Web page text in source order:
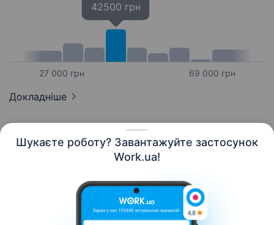
Шукаєте роботу? Завантажуйте застосунок
Work.ua!
27 000 грн
42500 грн
69 000 грн
Докладніше